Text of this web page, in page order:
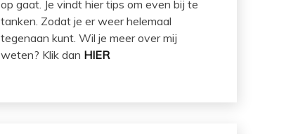
op gaat. Je vindt hier tips om even bij te
tanken. Zodat je er weer helemaal
tegenaan kunt. Wil je meer over mij
weten? Klik dan HIER